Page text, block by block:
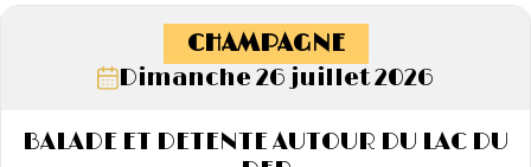
CHAMPAGNE
Dimanche 26 juillet 2026
BALADE ET DETENTE AUTOUR DU LAC DU